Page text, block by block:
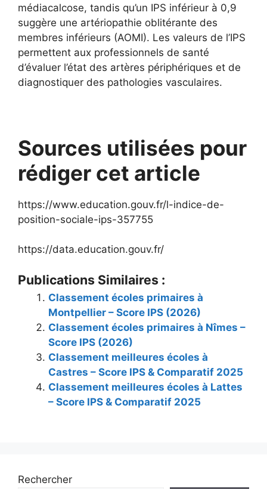
médiacalcose, tandis qu’un IPS inférieur à 0,9
suggère une artériopathie oblitérante des
membres inférieurs (AOMI). Les valeurs de l’IPS
permettent aux professionnels de santé
d’évaluer l’état des artères périphériques et de
diagnostiquer des pathologies vasculaires.
Sources utilisées pour
rédiger cet article
https://www.education.gouv.fr/l-indice-de-
position-sociale-ips-357755
https://data.education.gouv.fr/
Publications Similaires :
Classement écoles primaires à
Montpellier – Score IPS (2026)
Classement écoles primaires à Nîmes –
Score IPS (2026)
Classement meilleures écoles à
Castres – Score IPS & Comparatif 2025
Classement meilleures écoles à Lattes
– Score IPS & Comparatif 2025
Rechercher